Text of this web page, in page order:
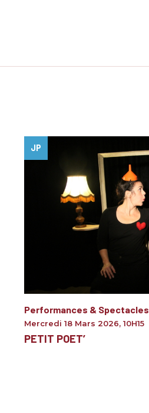
JP
Performances & Spectacles
Mercredi 18 Mars 2026, 10H15
PETIT POET’